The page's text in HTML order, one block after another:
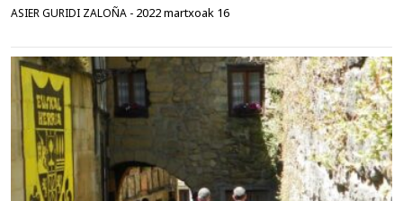
ASIER GURIDI ZALOÑA - 2022 martxoak 16